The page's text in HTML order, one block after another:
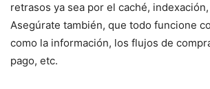
retrasos ya sea por el caché,
Asegúrate también, que todo funcione
como la información, los flujos de
pago, etc.